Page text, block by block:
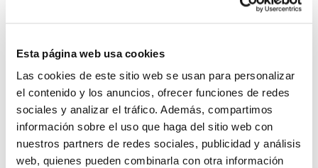
Esta página web usa cookies
Las cookies de este sitio web se usan para personalizar
el contenido y los anuncios, ofrecer funciones de redes
sociales y analizar el tráfico. Además, compartimos
información sobre el uso que haga del sitio web con
nuestros partners de redes sociales, publicidad y análisis
web, quienes pueden combinarla con otra información